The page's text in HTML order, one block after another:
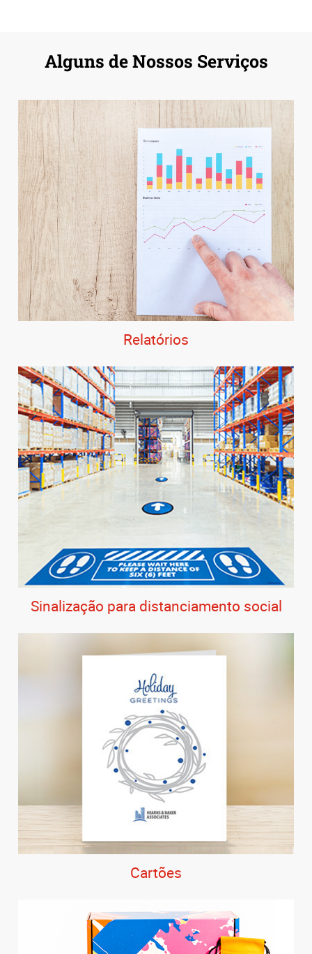
Alguns de Nossos Serviços
Relatórios
Sinalização para distanciamento social
Cartões